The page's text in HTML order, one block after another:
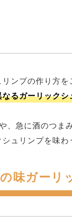
ンプの作り方
るガーリック
、急に酒のつま
ュリンプを味
味ガーリ